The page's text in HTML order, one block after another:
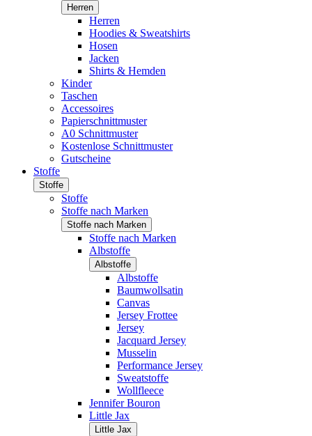
Herren
Herren
Hoodies & Sweatshirts
Hosen
Jacken
Shirts & Hemden
Kinder
Taschen
Accessoires
Papierschnittmuster
A0 Schnittmuster
Kostenlose Schnittmuster
Gutscheine
Stoffe
Stoffe
Stoffe
Stoffe nach Marken
Stoffe nach Marken
Stoffe nach Marken
Albstoffe
Albstoffe
Albstoffe
Baumwollsatin
Canvas
Jersey Frottee
Jersey
Jacquard Jersey
Musselin
Performance Jersey
Sweatstoffe
Wollfleece
Jennifer Bouron
Little Jax
Little Jax